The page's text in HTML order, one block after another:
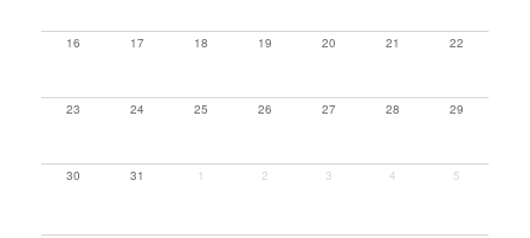
16 17 18 19 20 21 22
23 24 25 26 27 28 29
30 31 1 2 3 4 5